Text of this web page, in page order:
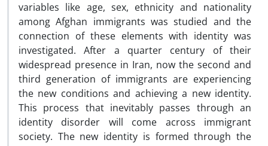
variables like age, sex, ethnicity and nationality
among Afghan immigrants was studied and the
connection of these elements with identity was
investigated. After a quarter century of their
widespread presence in Iran, now the second and
third generation of immigrants are experiencing
the new conditions and achieving a new identity.
This process that inevitably passes through an
identity disorder will come across immigrant
society. The new identity is formed through the